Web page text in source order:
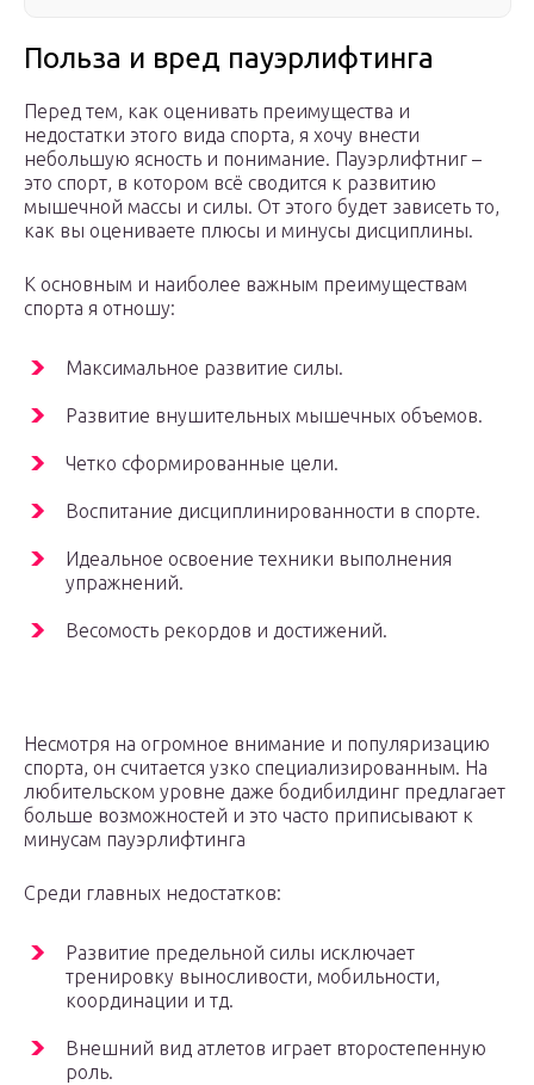
Польза и вред пауэрлифтинга
Перед тем, как оценивать преимущества и
недостатки этого вида спорта, я хочу внести
небольшую ясность и понимание. Пауэрлифтниг –
это спорт, в котором всё сводится к развитию
мышечной массы и силы. От этого будет зависеть то,
как вы оцениваете плюсы и минусы дисциплины.
К основным и наиболее важным преимуществам
спорта я отношу:
Максимальное развитие силы.
Развитие внушительных мышечных объемов.
Четко сформированные цели.
Воспитание дисциплинированности в спорте.
Идеальное освоение техники выполнения
упражнений.
Весомость рекордов и достижений.
Несмотря на огромное внимание и популяризацию
спорта, он считается узко специализированным. На
любительском уровне даже бодибилдинг предлагает
больше возможностей и это часто приписывают к
минусам пауэрлифтинга
Среди главных недостатков:
Развитие предельной силы исключает
тренировку выносливости, мобильности,
координации и тд.
Внешний вид атлетов играет второстепенную
роль.